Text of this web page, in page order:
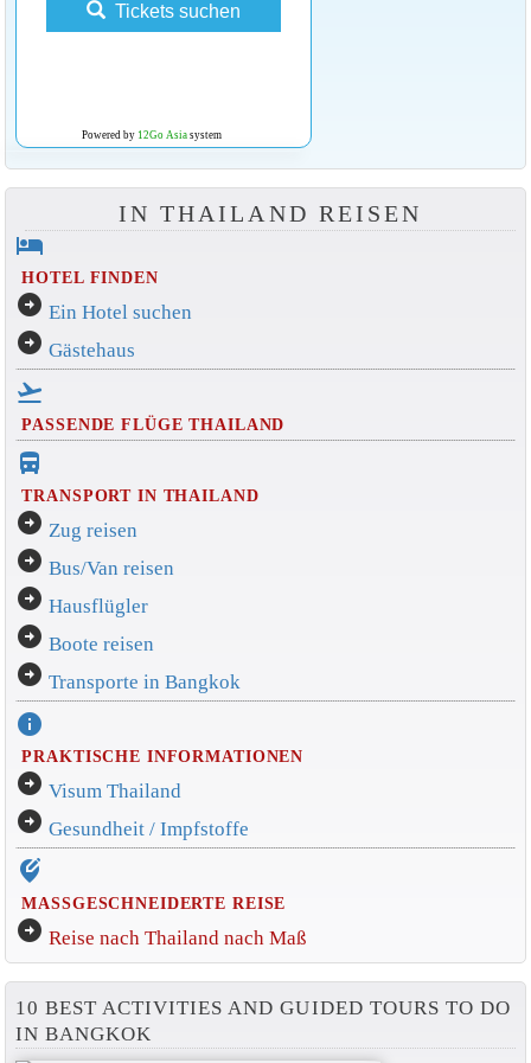
Tickets suchen
Powered by 12Go Asiasystem
IN THAILAND REISEN
hotel
HOTEL FINDEN
arrow_circle_right Ein Hotel suchen
arrow_circle_right Gästehaus
flight_takeoff
PASSENDE FLÜGE THAILAND
directions_bus_filled
TRANSPORT IN THAILAND
arrow_circle_right Zug reisen
arrow_circle_right Bus/Van reisen
arrow_circle_right Hausflügler
arrow_circle_right Boote reisen
arrow_circle_right Transporte in Bangkok
info
PRAKTISCHE INFORMATIONEN
arrow_circle_right Visum Thailand
arrow_circle_right Gesundheit / Impfstoffe
edit_location_alt
MASSGESCHNEIDERTE REISE
arrow_circle_right Reise nach Thailand nach Maß
10 BEST ACTIVITIES AND GUIDED TOURS TO DO
IN BANGKOK